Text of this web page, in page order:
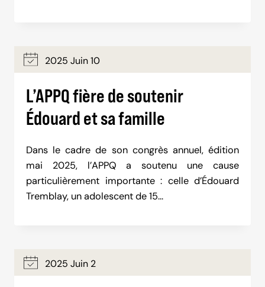
2025 Juin 10
L’APPQ fière de soutenir
Édouard et sa famille
Dans le cadre de son congrès annuel, édition
mai 2025, l’APPQ a soutenu une cause
particulièrement importante : celle d’Édouard
Tremblay, un adolescent de 15…
2025 Juin 2